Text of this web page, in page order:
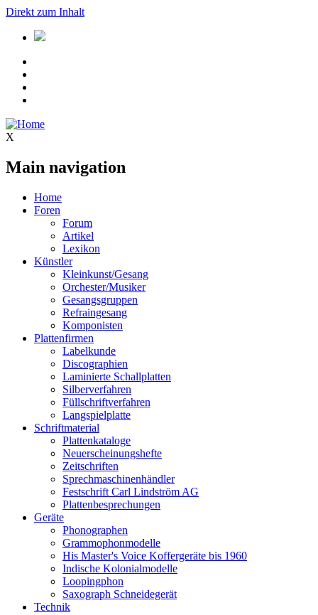
Direkt zum Inhalt
X
Main navigation
Home
Foren
Forum
Artikel
Lexikon
Künstler
Kleinkunst/Gesang
Orchester/Musiker
Gesangsgruppen
Refraingesang
Komponisten
Plattenfirmen
Labelkunde
Discographien
Laminierte Schallplatten
Silberverfahren
Füllschriftverfahren
Langspielplatte
Schriftmaterial
Plattenkataloge
Neuerscheinungshefte
Zeitschriften
Sprechmaschinenhändler
Festschrift Carl Lindström AG
Plattenbesprechungen
Geräte
Phonographen
Grammophonmodelle
His Master's Voice Koffergeräte bis 1960
Indische Kolonialmodelle
Loopingphon
Saxograph Schneidegerät
Technik